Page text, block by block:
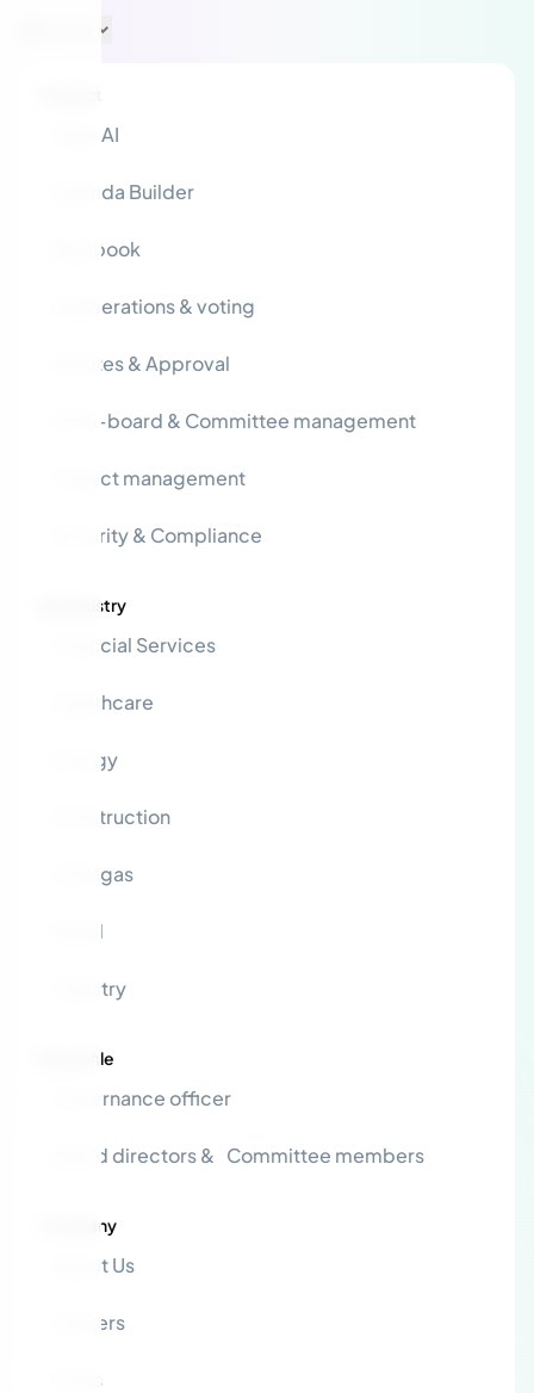
Atlas AI
Agenda Builder
Bluebook
Deliberations & voting
Minutes & Approval
Multi-board & Committee management
Project management
Security & Compliance
By industry
Financial Services
Healthcare
Energy
Construction
Oil & gas
Retail
Industry
By profile
Governance officer
Board directors & Committee members
Company
About Us
Careers
Press